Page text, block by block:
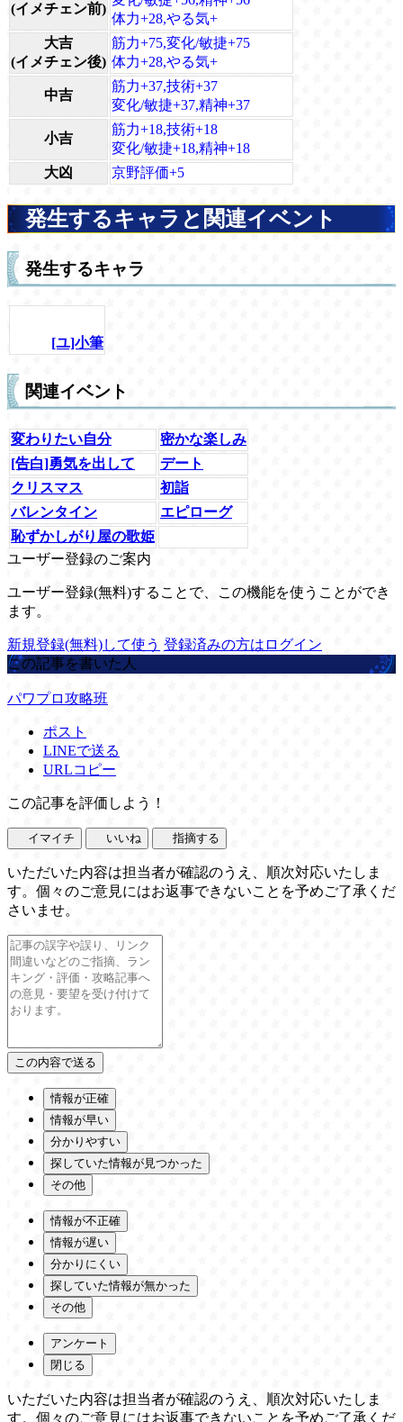
(イメチェン前)
体力+28,やる気+
大吉
(イメチェン後)
筋力+75,変化/敏捷+75
体力+28,やる気+
中吉
筋力+37,技術+37
変化/敏捷+37,精神+37
小吉
筋力+18,技術+18
変化/敏捷+18,精神+18
大凶
京野評価+5
発生するキャラと関連イベント
発生するキャラ
[ユ]小筆
関連イベント
変わりたい自分
密かな楽しみ
[告白]勇気を出して
デート
クリスマス
初詣
バレンタイン
エピローグ
恥ずかしがり屋の歌姫
ユーザー登録のご案内
ユーザー登録(無料)することで、この機能を使うことができ
ます。
新規登録(無料)して使う 登録済みの方はログイン
この記事を書いた人
パワプロ攻略班
ポスト
LINEで送る
URLコピー
この記事を評価しよう！
イマイチ いいね 指摘する
いただいた内容は担当者が確認のうえ、順次対応いたしま
す。個々のご意見にはお返事できないことを予めご了承くだ
さいませ。
情報が正確
情報が早い
分かりやすい
探していた情報が見つかった
その他
情報が不正確
情報が遅い
分かりにくい
探していた情報が無かった
その他
アンケート
閉じる
いただいた内容は担当者が確認のうえ、順次対応いたしま
す。個々のご意見にはお返事できないことを予めご了承くだ